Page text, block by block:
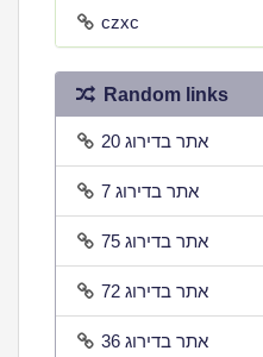
czxc
Random links
אתר בדירוג 20
אתר בדירוג 7
אתר בדירוג 75
אתר בדירוג 72
אתר בדירוג 36